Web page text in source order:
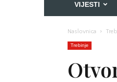
VIJESTI
Naslovnica
Trebinje